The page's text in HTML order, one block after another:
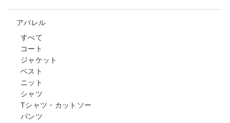
アパレル
すべて
コート
ジャケット
ベスト
ニット
シャツ
Tシャツ・カットソー
パンツ